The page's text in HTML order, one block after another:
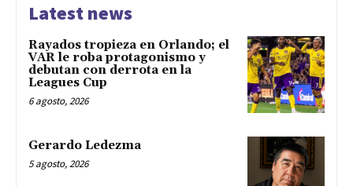
Latest news
Rayados tropieza en Orlando; el
VAR le roba protagonismo y
debutan con derrota en la
Leagues Cup
6 agosto, 2026
Gerardo Ledezma
5 agosto, 2026